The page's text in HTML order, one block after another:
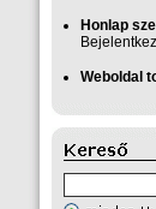
Honlap
Weboldal